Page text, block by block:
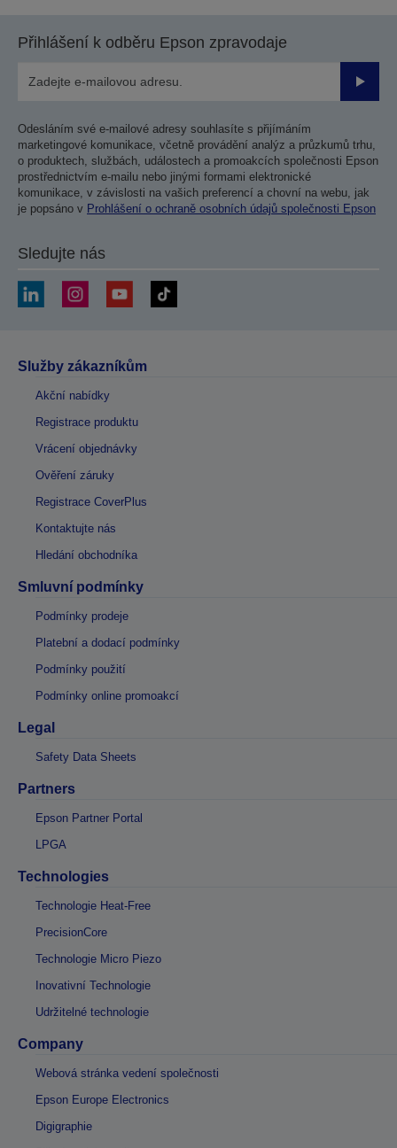
Přihlášení k odběru Epson zpravodaje
Odesláním své e-mailové adresy souhlasíte s přijímáním
marketingové komunikace, včetně provádění analýz a průzkumů trhu,
o produktech, službách, událostech a promoakcích společnosti Epson
prostřednictvím e-mailu nebo jinými formami elektronické
komunikace, v závislosti na vašich preferencí a chovní na webu, jak
je popsáno v Prohlášení o ochraně osobních údajů společnosti Epson
Sledujte nás
Služby zákazníkům
Akční nabídky
Registrace produktu
Vrácení objednávky
Ověření záruky
Registrace CoverPlus
Kontaktujte nás
Hledání obchodníka
Smluvní podmínky
Podmínky prodeje
Platební a dodací podmínky
Podmínky použití
Podmínky online promoakcí
Legal
Safety Data Sheets
Partners
Epson Partner Portal
LPGA
Technologies
Technologie Heat-Free
PrecisionCore
Technologie Micro Piezo
Inovativní Technologie
Udržitelné technologie
Company
Webová stránka vedení společnosti
Epson Europe Electronics
Digigraphie